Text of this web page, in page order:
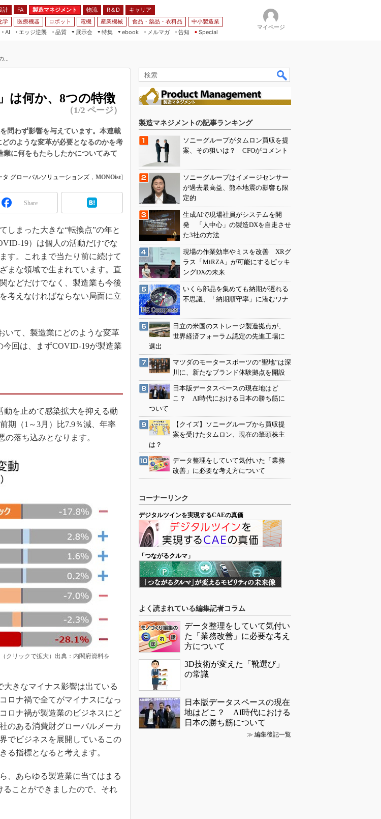
計 FA 製造マネジメント 物流 R＆D
キャリア
学 医療機器 ロボット 電機 産業機械 食品・薬品・衣料品
中小製造業
AI
エッジ逆襲 品質
展示会
リティショー
場EXPO
くりワールド
ネット展
特集
ながるクルマ
フィールドサービス
組み込み画像技術
み込みモデリング
ISO26262
償設計ツール
3Dプリンタ
ジタルツインとCAE
S＆OP
インダストリー4.0
ノベーション
物工場
新型コロナへの対応
ebook
モビリティ
メルマガ
告知 Special
マイページ
...
は何か、8つの特徴
（1/2 ページ）
問わず影響を与えています。本連載
のような変革が必要となるのかを考
に何をもたらしたかについてみて
タ グローバルソリューションズ ， MONOist]
Share
しまった大きな“転換点”の年と
19）は個人の活動だけでな
す。これまで当たり前に続けて
まな領域で生まれています。直
などだけでなく、製造業も今後
考えなければならない局面に立
いて、製造業にどのような変革
回は、まずCOVID-19が製造業
を止めて感染拡大を抑える動
期（1～3月）比7.9％減、年率
落ち込みとなります。
クリックで拡大）出典：内閣府資料を
きなマイナス影響は出ている
ロナ禍で全てがマイナスになっ
ロナ禍が製造業のビジネスにど
のある消費財グローバルメーカ
でビジネスを展開しているこの
る指標となると考えます。
、あらゆる製造業に当てはまる
ことができましたので、それ
製造マネジメントの記事ランキング
ソニーグループがタムロン買収を提
案、その狙いは？ CFOがコメント
ソニーグループはイメージセンサー
が過去最高益、熊本地震の影響も限
定的
生成AIで現場社員がシステムを開
発 「人中心」の製造DXを自走させ
た3社の方法
現場の作業効率やミスを改善 XRグ
ラス「MiRZA」が可能にするピッキ
ングDXの未来
いくら部品を集めても納期が遅れる
不思議、「納期順守率」に潜むワナ
日立の米国のストレージ製造拠点が、
世界経済フォーラム認定の先進工場に
選出
マツダのモータースポーツの“聖地”は深
川に、新たなブランド体験拠点を開設
日本版データスペースの現在地はど
こ？ AI時代における日本の勝ち筋に
ついて
【クイズ】ソニーグループから買収提
案を受けたタムロン、現在の筆頭株主
は？
データ整理をしていて気付いた「業務
改善」に必要な考え方について
コーナーリンク
デジタルツインを実現するCAEの真価
「つながるクルマ」
よく読まれている編集記者コラム
データ整理をしていて気付い
た「業務改善」に必要な考え
方について
3D技術が変えた「靴選び」
の常識
日本版データスペースの現在
地はどこ？ AI時代における
日本の勝ち筋について
≫ 編集後記一覧